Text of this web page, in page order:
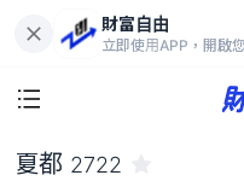
財富自由
立即使用APP，開啟
22.05
夏都 2722